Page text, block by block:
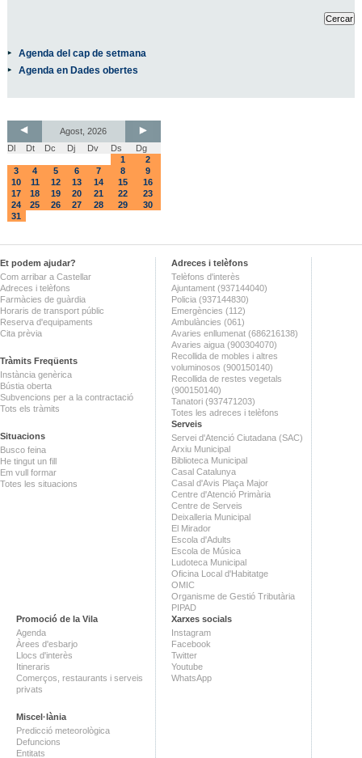
Agenda del cap de setmana
Agenda en Dades obertes
Agost, 2026
Dl
Dt Dc Dj Dv Ds
Dg
1
2
3
4 5 6 7 8
9
10
11 12 13 14 15
16
17
18 19 20 21 22
23
24
25 26 27 28 29
30
31
Et podem ajudar?
Com arribar a Castellar
Adreces i telèfons
Farmàcies de guàrdia
Horaris de transport públic
Reserva d'equipaments
Cita prèvia
Tràmits Freqüents
Instància genèrica
Bústia oberta
Subvencions per a la contractació
Tots els tràmits
Situacions
Busco feina
He tingut un fill
Em vull formar
Totes les situacions
Adreces i telèfons
Telèfons d'interès
Ajuntament (937144040)
Policia (937144830)
Emergències (112)
Ambulàncies (061)
Avaries enllumenat (686216138)
Avaries aigua (900304070)
Recollida de mobles i altres
voluminosos (900150140)
Recollida de restes vegetals
(900150140)
Tanatori (937471203)
Totes les adreces i telèfons
Serveis
Servei d'Atenció Ciutadana (SAC)
Arxiu Municipal
Biblioteca Municipal
Casal Catalunya
Casal d'Avis Plaça Major
Centre d'Atenció Primària
Centre de Serveis
Deixalleria Municipal
El Mirador
Escola d'Adults
Escola de Música
Ludoteca Municipal
Oficina Local d'Habitatge
OMIC
Organisme de Gestió Tributària
PIPAD
Promoció de la Vila
Agenda
Àrees d'esbarjo
Llocs d'interès
Itineraris
Comerços, restaurants i serveis
privats
Miscel·lània
Predicció meteorològica
Defuncions
Entitats
Xarxes socials
Instagram
Facebook
Twitter
Youtube
WhatsApp